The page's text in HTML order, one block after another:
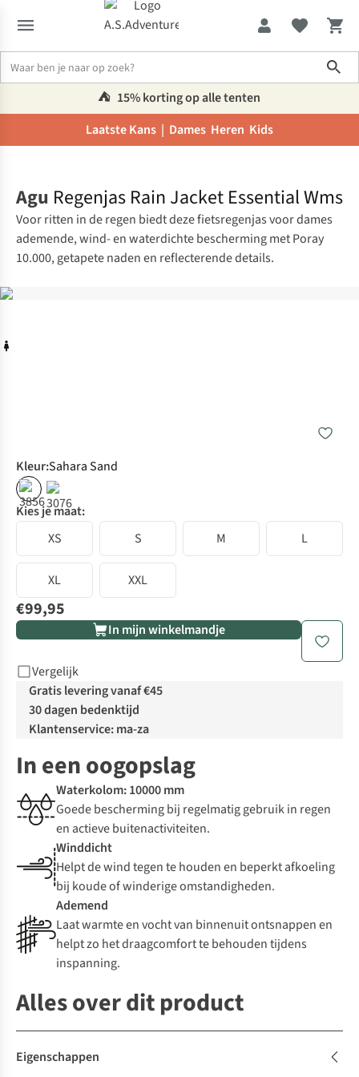
⛺️ 15% korting op alle tenten
Laatste Kans | Dames Heren Kids
Agu Regenjas Rain Jacket Essential Wms
Voor ritten in de regen biedt deze fietsregenjas voor dames
ademende, wind- en waterdichte bescherming met Poray
10.000, getapete naden en reflecterende details.
Kleur:Sahara Sand
Kies je maat:
XS
S M L
XL XXL
€99,95
In mijn winkelmandje
Vergelijk
Gratis levering vanaf €45
30 dagen bedenktijd
Klantenservice: ma-za
In een oogopslag
Waterkolom: 10000 mm
Goede bescherming bij regelmatig gebruik in regen
en actieve buitenactiviteiten.
Winddicht
Helpt de wind tegen te houden en beperkt afkoeling
bij koude of winderige omstandigheden.
Ademend
Laat warmte en vocht van binnenuit ontsnappen en
helpt zo het draagcomfort te behouden tijdens
inspanning.
Alles over dit product
Eigenschappen